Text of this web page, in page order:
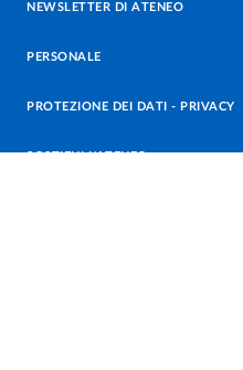
NEWSLETTER DI ATENEO
PERSONALE
PROTEZIONE DEI DATI - PRIVACY
SOSTIENI L'ATENEO